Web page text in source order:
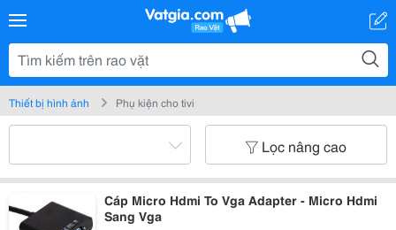
Thiết bị hình ảnh Phụ kiện cho tivi
Lọc nâng cao
Cáp Micro Hdmi To Vga Adapter - Micro Hdmi
Sang Vga